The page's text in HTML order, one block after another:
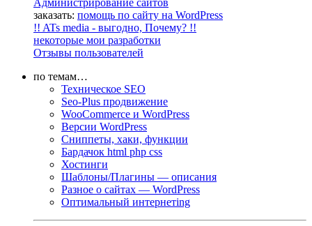
Администрирование сайтов
заказать: помощь по сайту на WordPress
!! ATs media - выгодно, Почему? !!
некоторые мои разработки
Отзывы пользователей
по темам…
Техническое SEO
Seo-Plus продвижение
WooCommerce и WordPress
Версии WordPress
Сниппеты, хаки, функции
Бардачок html php css
Хостинги
Шаблоны/Плагины — описания
Разное о сайтах — WordPress
Оптимальный интернетing